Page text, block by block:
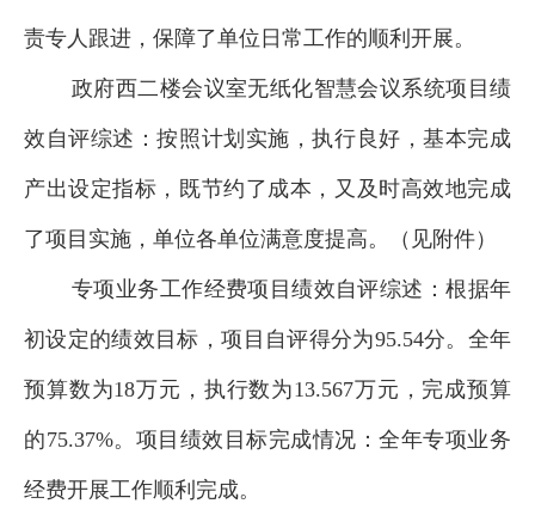
责专人跟进， 保障了单位 日常工作的顺利开展。
政府西二楼会议室无纸化智慧会议系统项目绩
效自评综述：按照计划实施，执行良好，基本完成
产出设定指标，既节约了成本，又及时高效地完成
了项目实施，单位各单位满意度提高。（见附件）
专项业务工作经费项目绩效自评综述：根据年
初设定的绩效目标，项目自评得分为95.54分。全年
预算数为18万元，执行数为13.567万元，完成预算
的75.37%。项目绩效目标完成情况：全年专项业务
经费开展工作顺利完成。